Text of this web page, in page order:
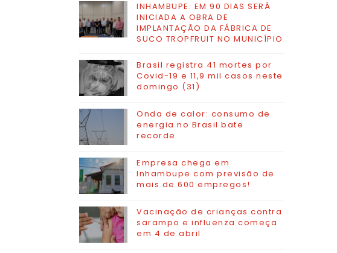
INHAMBUPE: EM 90 DIAS SERÁ
INICIADA A OBRA DE
IMPLANTAÇÃO DA FÁBRICA DE
SUCO TROPFRUIT NO MUNICÍPIO
Brasil registra 41 mortes por
Covid-19 e 11,9 mil casos neste
domingo (31)
Onda de calor: consumo de
energia no Brasil bate
recorde
Empresa chega em
Inhambupe com previsão de
mais de 600 empregos!
Vacinação de crianças contra
sarampo e influenza começa
em 4 de abril